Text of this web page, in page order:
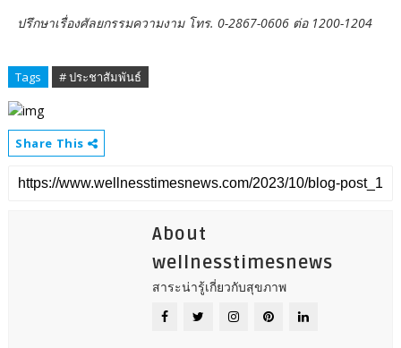
ปรึกษาเรื่องศัลยกรรมความงาม โทร. 0-2867-0606 ต่อ 1200-1204
Tags # ประชาสัมพันธ์
Share This
About
wellnesstimesnews
สาระน่ารู้เกี่ยวกับสุขภาพ